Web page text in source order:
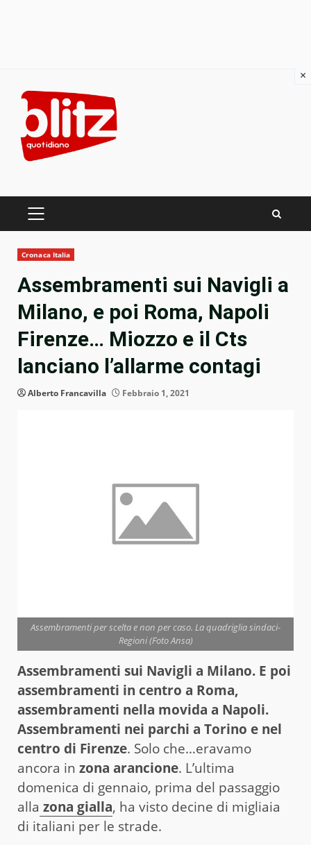
content
PRIMARY
Cronaca Italia
Assembramenti sui Navigli a
Milano, e poi Roma, Napoli
Firenze… Miozzo e il Cts
lanciano l’allarme contagi
Alberto Francavilla Febbraio 1, 2021
Assembramenti per scelta e non per caso. La quadriglia sindaci-
Regioni (Foto Ansa)
Assembramenti sui Navigli a Milano. E poi
assembramenti in centro a Roma,
assembramenti nella movida a Napoli.
Assembramenti nei parchi a Torino e nel
centro di Firenze. Solo che…eravamo
ancora in zona arancione. L’ultima
domenica di gennaio, prima del passaggio
alla zona gialla, ha visto decine di migliaia
di italiani per le strade.
×